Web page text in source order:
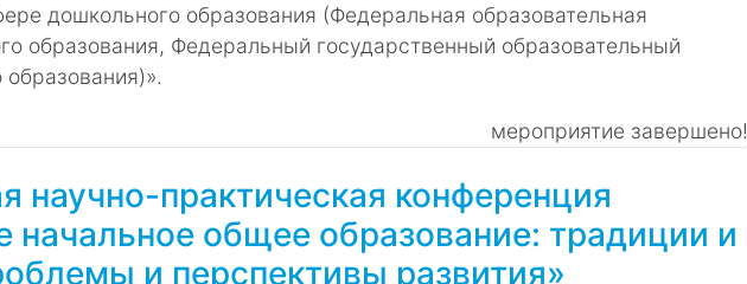
дошкольного образования (Федеральная образовательная
образования, Федеральный государственный образовательный
мероприятие завершено!
научно-практическая конференция
начальное общее образование: традиции и
и перспективы развития»